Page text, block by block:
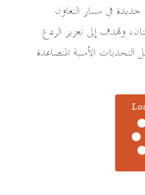
جديدة في مسار التعاون
وتهدف إلى تعزيز الردع
الأمنية المتصاعدة